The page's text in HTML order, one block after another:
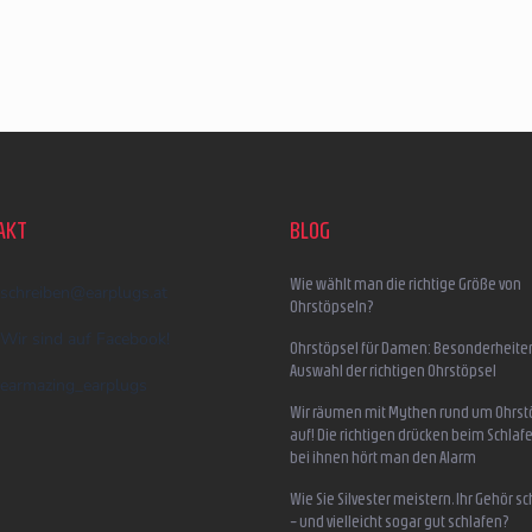
schreiben @ earplugs.at
Wir sind auf Facebook!
earmazing_earplugs
BLOG
Wie wählt man die richtige Größe von
Ohrstöpseln?
Ohrstöpsel für Damen:
Auswahl der richtigen Ohrstöpsel
Wir räumen mit Mythen rund um
auf! Die richtigen drücken beim
bei ihnen hört man den Alarm
Wie Sie Silvester meistern, Ihr Gehör
– und vielleicht sogar gut schlafen?